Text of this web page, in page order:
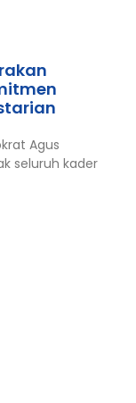
Agus
seluruh kader